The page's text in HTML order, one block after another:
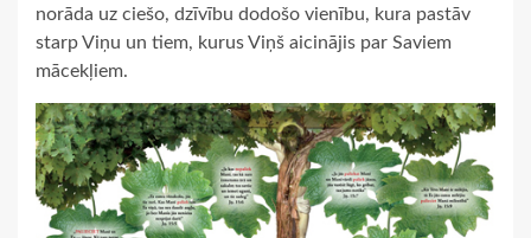
norāda uz ciešo, dzīvību dodošo vienību, kura pastāv
starp Viņu un tiem, kurus Viņš aicinājis par Saviem
mācekļiem.